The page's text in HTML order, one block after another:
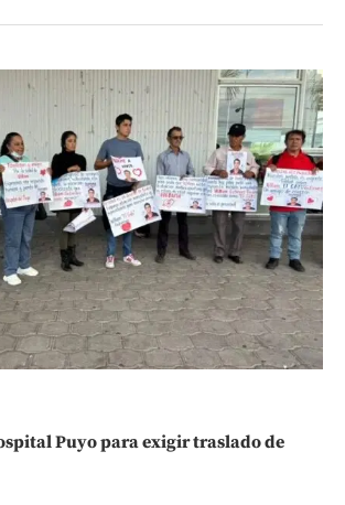
Puyo para exigir traslado de